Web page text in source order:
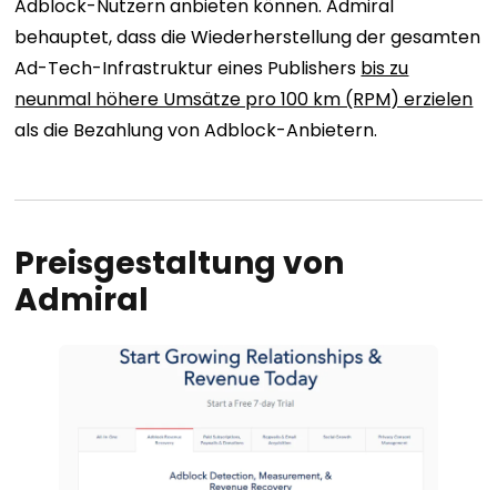
Adblock-Nutzern anbieten können. Admiral
behauptet, dass die Wiederherstellung der gesamten
Ad-Tech-Infrastruktur eines Publishers bis zu
neunmal höhere Umsätze pro 100 km (RPM) erzielen
als die Bezahlung von Adblock-Anbietern.
Preisgestaltung von
Admiral